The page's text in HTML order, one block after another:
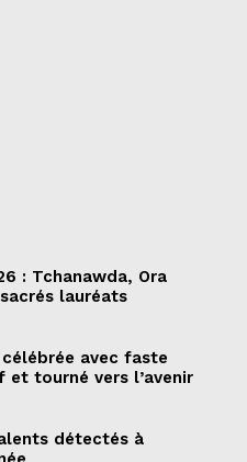
: Tchanawda, Ora
lauréats
célébrée avec faste
et tourné vers l’avenir
détectés à